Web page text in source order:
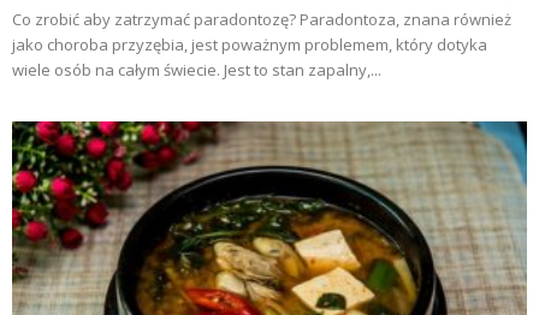
Co zrobić aby zatrzymać paradontozę? Paradontoza, znana również
jako choroba przyzębia, jest poważnym problemem, który dotyka
wiele osób na całym świecie. Jest to stan zapalny,...